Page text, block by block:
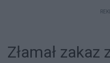
Złamał zakaz